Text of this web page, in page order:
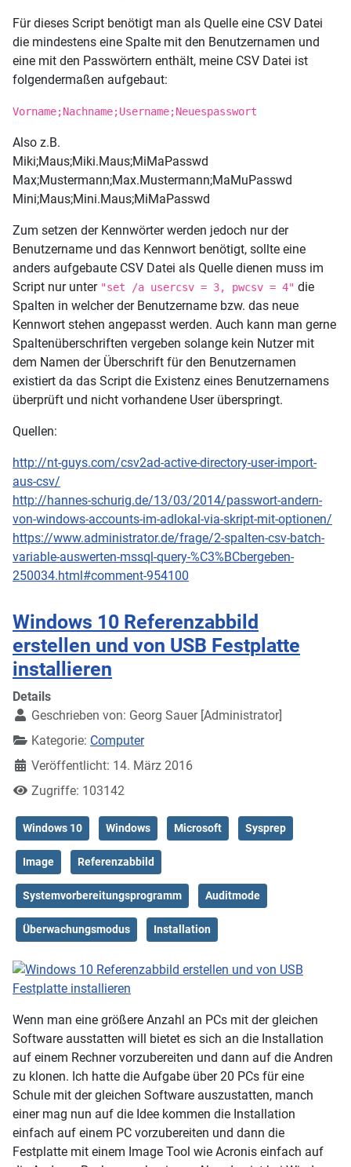
Für dieses Script benötigt man als Quelle eine CSV Datei
die mindestens eine Spalte mit den Benutzernamen und
eine mit den Passwörtern enthält, meine CSV Datei ist
folgendermaßen aufgebaut:
Vorname;Nachname;Username;Neuespasswort
Also z.B.
Miki;Maus;Miki.Maus;MiMaPasswd
Max;Mustermann;Max.Mustermann;MaMuPasswd
Mini;Maus;Mini.Maus;MiMaPasswd
Zum setzen der Kennwörter werden jedoch nur der
Benutzername und das Kennwort benötigt, sollte eine
anders aufgebaute CSV Datei als Quelle dienen muss im
Script nur unter "set /a usercsv = 3, pwcsv = 4" die
Spalten in welcher der Benutzername bzw. das neue
Kennwort stehen angepasst werden. Auch kann man gerne
Spaltenüberschriften vergeben solange kein Nutzer mit
dem Namen der Überschrift für den Benutzernamen
existiert da das Script die Existenz eines Benutzernamens
überprüft und nicht vorhandene User überspringt.
Quellen:
http://nt-guys.com/csv2ad-active-directory-user-import-
aus-csv/
http://hannes-schurig.de/13/03/2014/passwort-andern-
von-windows-accounts-im-adlokal-via-skript-mit-optionen/
https://www.administrator.de/frage/2-spalten-csv-batch-
variable-auswerten-mssql-query-%C3%BCbergeben-
250034.html#comment-954100
Windows 10 Referenzabbild
erstellen und von USB Festplatte
installieren
Details
Geschrieben von: Georg Sauer [Administrator]
Kategorie: Computer
Veröffentlicht: 14. März 2016
Zugriffe: 103142
Windows 10 Windows Microsoft Sysprep
Image Referenzabbild
Systemvorbereitungsprogramm Auditmode
Überwachungsmodus Installation
Wenn man eine größere Anzahl an PCs mit der gleichen
Software ausstatten will bietet es sich an die Installation
auf einem Rechner vorzubereiten und dann auf die Andren
zu klonen. Ich hatte die Aufgabe über 20 PCs für eine
Schule mit der gleichen Software auszustatten, manch
einer mag nun auf die Idee kommen die Installation
einfach auf einem PC vorzubereiten und dann die
Festplatte mit einem Image Tool wie Acronis einfach auf